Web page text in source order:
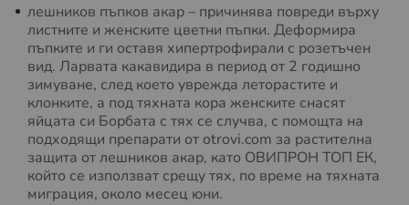
лешников пъпков акар – причинява повреди върху
листните и женските цветни пъпки. Деформира
пъпките и ги оставя хипертрофирали с розетъчен
вид. Ларвата какавидира в период от 2 годишно
зимуване, след което уврежда леторастите и
клонките, а под тяхната кора женските снасят
яйцата си Борбата с тях се случва, с помощта на
подходящи препарати от otrovi.com за растителна
защита от лешников акар, като ОВИПРОН ТОП ЕК,
който се използват срещу тях, по време на тяхната
миграция, около месец юни.